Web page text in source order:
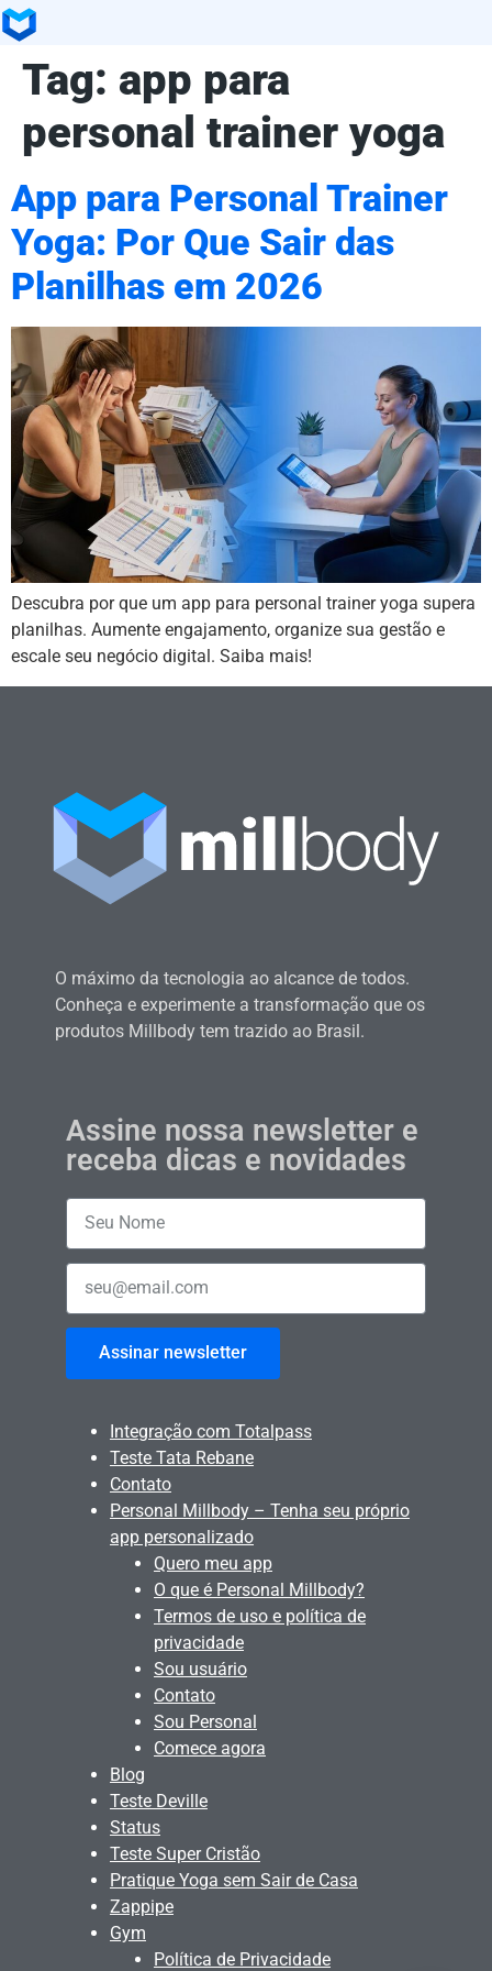
Tag: app para
personal trainer yoga
App para Personal Trainer
Yoga: Por Que Sair das
Planilhas em 2026
Descubra por que um app para personal trainer yoga supera
planilhas. Aumente engajamento, organize sua gestão e
escale seu negócio digital. Saiba mais!
O máximo da tecnologia ao alcance de todos.
Conheça e experimente a transformação que os
produtos Millbody tem trazido ao Brasil.
Assine nossa newsletter e
receba dicas e novidades
Assinar newsletter
Integração com Totalpass
Teste Tata Rebane
Contato
Personal Millbody – Tenha seu próprio
app personalizado
Quero meu app
O que é Personal Millbody?
Termos de uso e política de
privacidade
Sou usuário
Contato
Sou Personal
Comece agora
Blog
Teste Deville
Status
Teste Super Cristão
Pratique Yoga sem Sair de Casa
Zappipe
Gym
Política de Privacidade